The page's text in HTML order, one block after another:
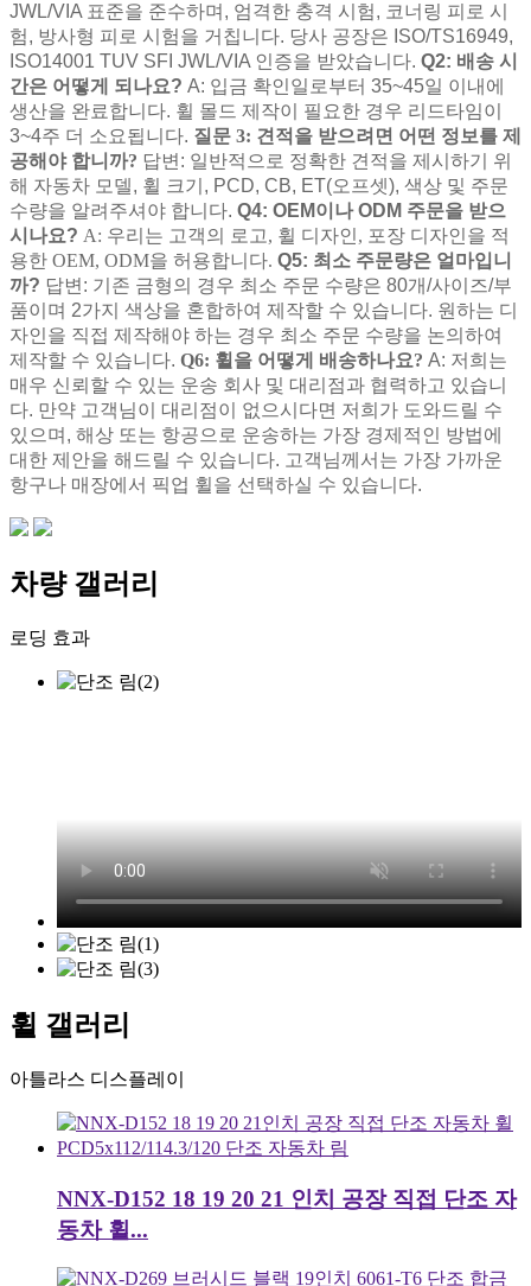
JWL/VIA 표준을 준수하며, 엄격한 충격 시험, 코너링 피로 시
험, 방사형 피로 시험을 거칩니다. 당사 공장은 ISO/TS16949,
ISO14001 TUV SFI JWL/VIA 인증을 받았습니다. Q2: 배송 시
간은 어떻게 되나요? A: 입금 확인일로부터 35~45일 이내에
생산을 완료합니다. 휠 몰드 제작이 필요한 경우 리드타임이
3~4주 더 소요됩니다. 질문 3: 견적을 받으려면 어떤 정보를 제
공해야 합니까? 답변: 일반적으로 정확한 견적을 제시하기 위
해 자동차 모델, 휠 크기, PCD, CB, ET(오프셋), 색상 및 주문
수량을 알려주셔야 합니다. Q4: OEM이나 ODM 주문을 받으
시나요? A: 우리는 고객의 로고, 휠 디자인, 포장 디자인을 적
용한 OEM, ODM을 허용합니다. Q5: 최소 주문량은 얼마입니
까? 답변: 기존 금형의 경우 최소 주문 수량은 80개/사이즈/부
품이며 2가지 색상을 혼합하여 제작할 수 있습니다. 원하는 디
자인을 직접 제작해야 하는 경우 최소 주문 수량을 논의하여
제작할 수 있습니다. Q6: 휠을 어떻게 배송하나요? A: 저희는
매우 신뢰할 수 있는 운송 회사 및 대리점과 협력하고 있습니
다. 만약 고객님이 대리점이 없으시다면 저희가 도와드릴 수
있으며, 해상 또는 항공으로 운송하는 가장 경제적인 방법에
대한 제안을 해드릴 수 있습니다. 고객님께서는 가장 가까운
항구나 매장에서 픽업 휠을 선택하실 수 있습니다.
차량 갤러리
로딩 효과
휠 갤러리
아틀라스 디스플레이
NNX-D152 18 19 20 21 인치 공장 직접 단조 자
동차 휠...